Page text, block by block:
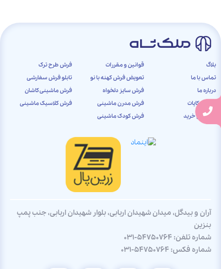
بلاگ
تماس با ما
درباره ما
ثبت شکایات
راهنمای خرید
قوانین و مقررات
تعویض فرش کهنه با نو
فرش سایز دلخواه
فرش مدرن ماشینی
فرش کودک ماشینی
فرش طرح ترک
تابلو فرش سفارشی
فرش ماشینی کاشان
فرش کلاسیک ماشینی
آران و بیدگل، میدان شهیدان اربابی، بلوار شهیدان اربابی، جنب پمپ
بنزین
شماره تلفن: 031-54750764
شماره فکس: 031-54750764